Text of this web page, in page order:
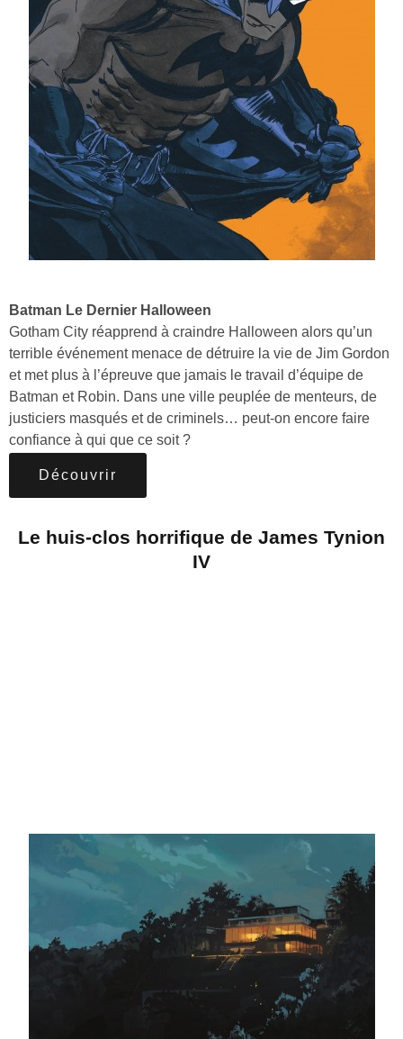
Batman Le Dernier Halloween
Gotham City réapprend à craindre Halloween alors qu’un
terrible événement menace de détruire la vie de Jim Gordon
et met plus à l’épreuve que jamais le travail d’équipe de
Batman et Robin. Dans une ville peuplée de menteurs, de
justiciers masqués et de criminels… peut-on encore faire
confiance à qui que ce soit ?
Découvrir
Le huis-clos horrifique de James Tynion
IV